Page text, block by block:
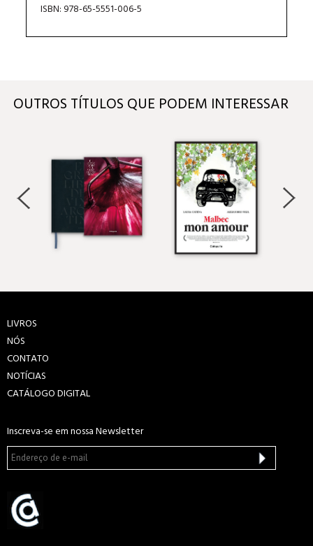
ISBN: 978-65-5551-006-5
OUTROS TÍTULOS QUE PODEM INTERESSAR
LIVROS
NÓS
CONTATO
NOTÍCIAS
CATÁLOGO DIGITAL
Inscreva-se em nossa Newsletter